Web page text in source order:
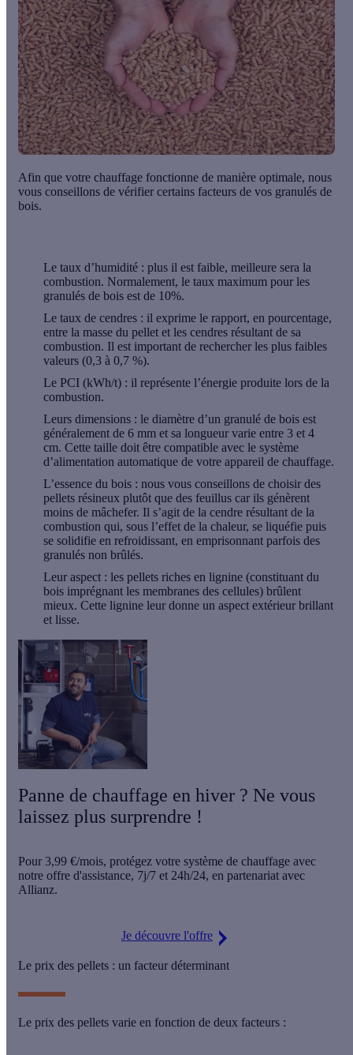
Afin que votre chauffage fonctionne de manière optimale, nous
vous conseillons de vérifier certains facteurs de vos granulés de
bois.
Le taux d’humidité : plus il est faible, meilleure sera la
combustion. Normalement, le taux maximum pour les
granulés de bois est de 10%.
Le taux de cendres : il exprime le rapport, en pourcentage,
entre la masse du pellet et les cendres résultant de sa
combustion. Il est important de rechercher les plus faibles
valeurs (0,3 à 0,7 %).
Le PCI (kWh/t) : il représente l’énergie produite lors de la
combustion.
Leurs dimensions : le diamètre d’un granulé de bois est
généralement de 6 mm et sa longueur varie entre 3 et 4
cm. Cette taille doit être compatible avec le système
d’alimentation automatique de votre appareil de chauffage.
L’essence du bois : nous vous conseillons de choisir des
pellets résineux plutôt que des feuillus car ils génèrent
moins de mâchefer. Il s’agit de la cendre résultant de la
combustion qui, sous l’effet de la chaleur, se liquéfie puis
se solidifie en refroidissant, en emprisonnant parfois des
granulés non brûlés.
Leur aspect : les pellets riches en lignine (constituant du
bois imprégnant les membranes des cellules) brûlent
mieux. Cette lignine leur donne un aspect extérieur brillant
et lisse.
Panne de chauffage en hiver ? Ne vous
laissez plus surprendre !
Pour 3,99 €/mois, protégez votre système de chauffage avec
notre offre d'assistance, 7j/7 et 24h/24, en partenariat avec
Allianz.
Je découvre l'offre
Le prix des pellets : un facteur déterminant
Le prix des pellets varie en fonction de deux facteurs :